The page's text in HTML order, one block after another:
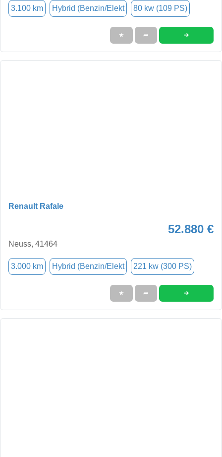
3.100 km Hybrid (Benzin/Elekt 80 kw (109 PS)
★ ➦ ➜
Renault Rafale
52.880 €
Neuss, 41464
3.000 km Hybrid (Benzin/Elekt 221 kw (300 PS)
★ ➦ ➜